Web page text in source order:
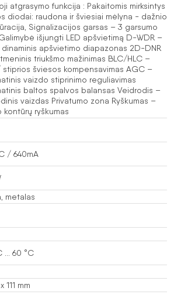
atgrasymo funkcija : Pakaitomis mirksintys
diodai: raudona ir šviesiai mėlyna - dažnio
Signalizacijos garsas – 3 garsumo
išjungti LED apšvietimą D-WDR –
dinaminis apšvietimo diapazonas 2D-DNR
triukšmo mažinimas BLC/HLC –
šviesos kompensavimas AGC –
vaizdo stiprinimo reguliavimas
baltos spalvos balansas Veidrodis –
vaizdas Privatumo zona Ryškumas –
kontūrų ryškumas
/ 640mA
metalas
… 60 °C
111 mm